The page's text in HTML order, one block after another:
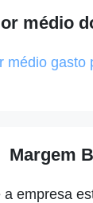
médio
médio gasto
Margem
a empresa